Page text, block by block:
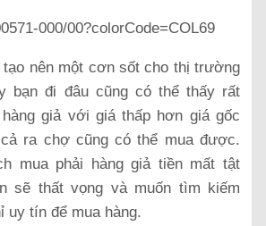
000/00?colorCode=COL69
nên một cơn sốt cho thị trường
bạn đi đâu cũng có thể thấy rất
giả với giá thấp hơn giá gốc
ra chợ cũng có thể mua được.
mua phải hàng giả tiền mất tật
sẽ thất vọng và muốn tìm kiếm
uy tín để mua hàng.